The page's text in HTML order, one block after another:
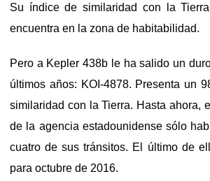
Su índice de similaridad con la
encuentra en la zona de habitabilidad.
Pero a Kepler 438b le ha salido un
últimos años: KOI-4878. Presenta un
similaridad con la Tierra. Hasta ahora,
de la agencia estadounidense sólo
cuatro de sus tránsitos. El último de
para octubre de 2016.